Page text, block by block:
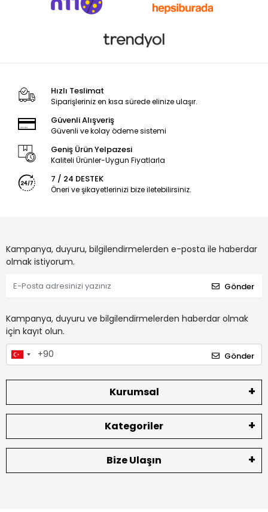
Hızlı Teslimat
Siparişleriniz en kısa sürede elinize ulaşır.
Güvenli Alışveriş
Güvenli ve kolay ödeme sistemi
Geniş Ürün Yelpazesi
Kaliteli Ürünler-Uygun Fiyatlarla
7 / 24 DESTEK
Öneri ve şikayetlerinizi bize iletebilirsiniz.
Kampanya, duyuru, bilgilendirmelerden e-posta ile haberdar
olmak istiyorum.
Gönder
Kampanya, duyuru ve bilgilendirmelerden haberdar olmak
için kayıt olun.
Gönder
Kurumsal
Kategoriler
Bize Ulaşın